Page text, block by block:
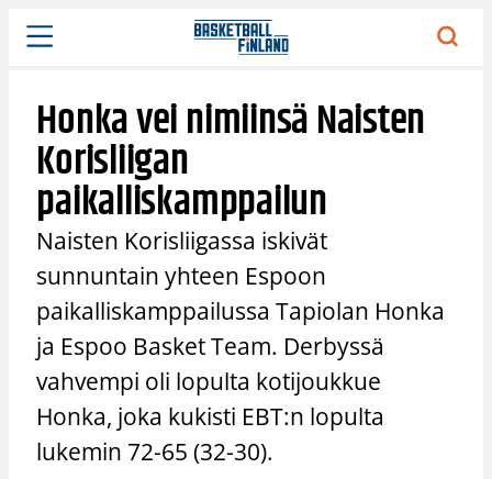
Siirry
sisältöön
Honka vei nimiinsä Naisten
Korisliigan
paikalliskamppailun
Naisten Korisliigassa iskivät
sunnuntain yhteen Espoon
paikalliskamppailussa Tapiolan Honka
ja Espoo Basket Team. Derbyssä
vahvempi oli lopulta kotijoukkue
Honka, joka kukisti EBT:n lopulta
lukemin 72-65 (32-30).